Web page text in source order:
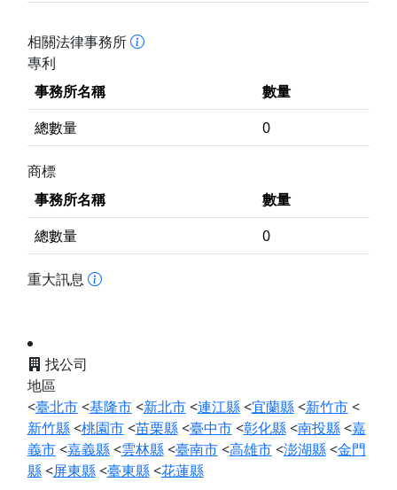
相關法律事務所
專利
事務所名稱
數量
總數量
0
商標
事務所名稱
數量
總數量
0
重大訊息
找公司
地區
<臺北市<基隆市<新北市<連江縣<宜蘭縣<新竹市<
新竹縣<桃園市<苗栗縣<臺中市<彰化縣<南投縣<嘉
義市<嘉義縣<雲林縣<臺南市<高雄市<澎湖縣<金門
縣<屏東縣<臺東縣<花蓮縣